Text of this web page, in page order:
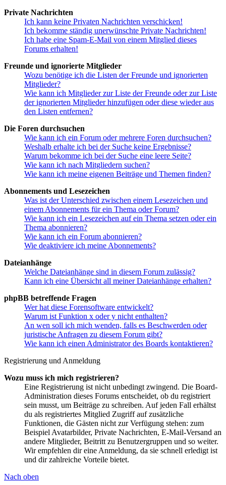
Private Nachrichten
Ich kann keine Privaten Nachrichten verschicken!
Ich bekomme ständig unerwünschte Private Nachrichten!
Ich habe eine Spam-E-Mail von einem Mitglied dieses
Forums erhalten!
Freunde und ignorierte Mitglieder
Wozu benötige ich die Listen der Freunde und ignorierten
Mitglieder?
Wie kann ich Mitglieder zur Liste der Freunde oder zur Liste
der ignorierten Mitglieder hinzufügen oder diese wieder aus
den Listen entfernen?
Die Foren durchsuchen
Wie kann ich ein Forum oder mehrere Foren durchsuchen?
Weshalb erhalte ich bei der Suche keine Ergebnisse?
Warum bekomme ich bei der Suche eine leere Seite?
Wie kann ich nach Mitgliedern suchen?
Wie kann ich meine eigenen Beiträge und Themen finden?
Abonnements und Lesezeichen
Was ist der Unterschied zwischen einem Lesezeichen und
einem Abonnements für ein Thema oder Forum?
Wie kann ich ein Lesezeichen auf ein Thema setzen oder ein
Thema abonnieren?
Wie kann ich ein Forum abonnieren?
Wie deaktiviere ich meine Abonnements?
Dateianhänge
Welche Dateianhänge sind in diesem Forum zulässig?
Kann ich eine Übersicht all meiner Dateianhänge erhalten?
phpBB betreffende Fragen
Wer hat diese Forensoftware entwickelt?
Warum ist Funktion x oder y nicht enthalten?
An wen soll ich mich wenden, falls es Beschwerden oder
juristische Anfragen zu diesem Forum gibt?
Wie kann ich einen Administrator des Boards kontaktieren?
Registrierung und Anmeldung
Wozu muss ich mich registrieren?
Eine Registrierung ist nicht unbedingt zwingend. Die Board-
Administration dieses Forums entscheidet, ob du registriert
sein musst, um Beiträge zu schreiben. Auf jeden Fall erhältst
du als registriertes Mitglied Zugriff auf zusätzliche
Funktionen, die Gästen nicht zur Verfügung stehen: zum
Beispiel Avatarbilder, Private Nachrichten, E-Mail-Versand an
andere Mitglieder, Beitritt zu Benutzergruppen und so weiter.
Wir empfehlen dir eine Anmeldung, da sie schnell erledigt ist
und dir zahlreiche Vorteile bietet.
Nach oben